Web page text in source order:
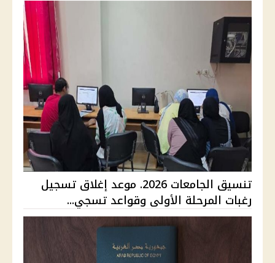
تنسيق الجامعات 2026. موعد إغلاق تسجيل
رغبات المرحلة الأولى وقواعد تسجي...